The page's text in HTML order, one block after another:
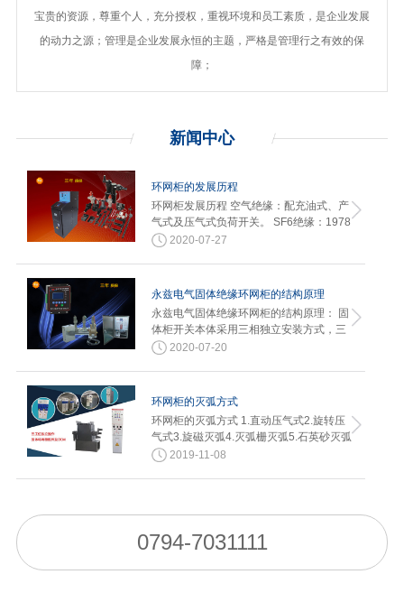
宝贵的资源，尊重个人，充分授权，重视环境和员工素质，是企业发展
的动力之源；管理是企业发展永恒的主题，严格是管理行之有效的保
障；
新闻 中心
环网柜的发展历程
环网柜发展历程 空气绝缘：配充油式、产
气式及压气式负荷开关。 SF6绝缘：1978
年汉诺威博…
2020-07-27
永兹电气固体绝缘环网柜的结构原理
永兹电气固体绝缘环网柜的结构原理： 固
体柜开关本体采用三相独立安装方式，三
相单元分别固封在新型环氧树脂…
2020-07-20
环网柜的灭弧方式
环网柜的灭弧方式 1.直动压气式2.旋转压
气式3.旋磁灭弧4.灭弧栅灭弧5.石英砂灭弧
2019-11-08
0794-7031111